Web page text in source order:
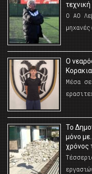
τεχνική
Ο ΑΟ
O
Μέσα
Το
μόνο
χρόνος